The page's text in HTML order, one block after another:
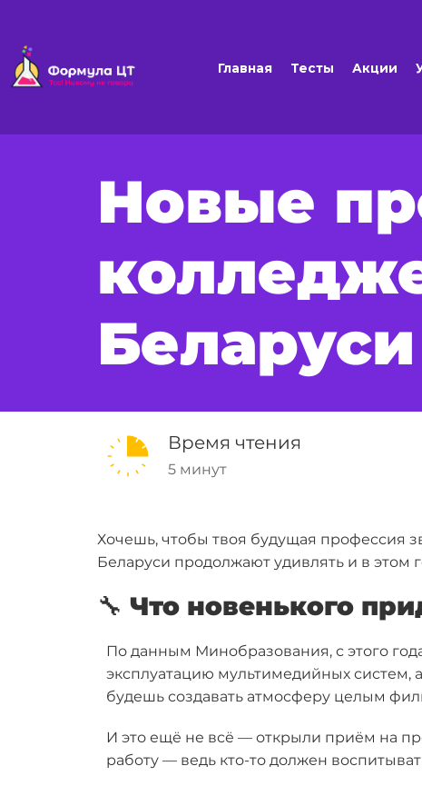
Главная Тесты Акции
Новые
Беларуси
Время чтения
5 минут
Хочешь, чтобы твоя будущая профессия
Беларуси продолжают удивлять и в этом
🔧 Что новенького
По данным Минобразования, с этого
эксплуатацию мультимедийных систем,
будешь создавать атмосферу целым
И это ещё не всё — открыли приём на
работу — ведь кто-то должен